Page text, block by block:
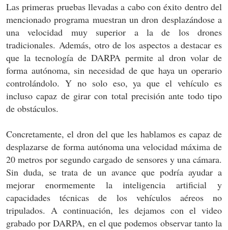
Las primeras pruebas llevadas a cabo con éxito dentro del
mencionado programa muestran un dron desplazándose a
una velocidad muy superior a la de los drones
tradicionales. Además, otro de los aspectos a destacar es
que la tecnología de DARPA permite al dron volar de
forma autónoma, sin necesidad de que haya un operario
controlándolo. Y no solo eso, ya que el vehículo es
incluso capaz de girar con total precisión ante todo tipo
de obstáculos.
Concretamente, el dron del que les hablamos es capaz de
desplazarse de forma autónoma una velocidad máxima de
20 metros por segundo cargado de sensores y una cámara.
Sin duda, se trata de un avance que podría ayudar a
mejorar enormemente la inteligencia artificial y
capacidades técnicas de los vehículos aéreos no
tripulados. A continuación, les dejamos con el video
grabado por DARPA, en el que podemos observar tanto la